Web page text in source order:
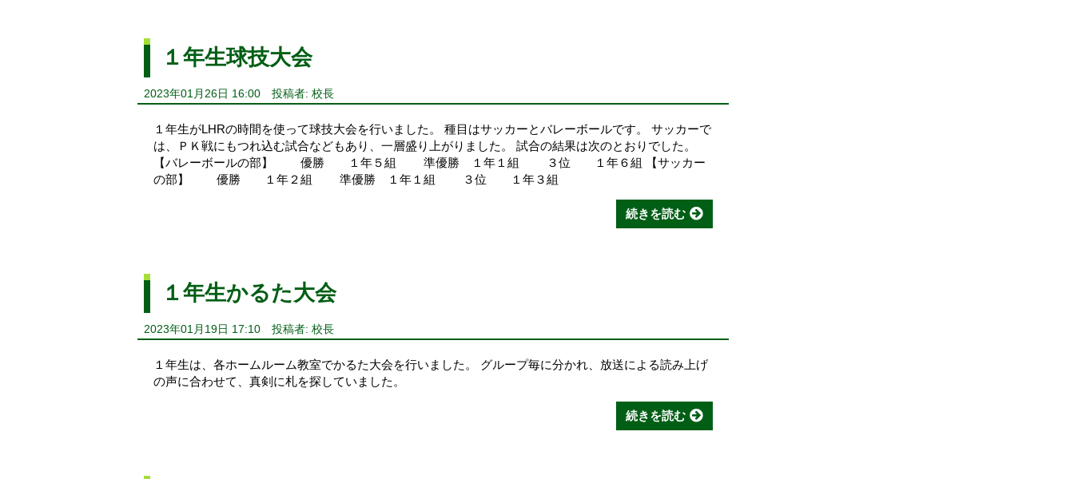
１年生球技大会
2023年01月26日 16:00 投稿者: 校長
１年生がLHRの時間を使って球技大会を行いました。 種目はサッカーとバレーボールです。 サッカーで
は、ＰＫ戦にもつれ込む試合などもあり、一層盛り上がりました。 試合の結果は次のとおりでした。
【バレーボールの部】 優勝 １年５組 準優勝 １年１組 ３位 １年６組 【サッカー
の部】 優勝 １年２組 準優勝 １年１組 ３位 １年３組
続きを読む
１年生かるた大会
2023年01月19日 17:10 投稿者: 校長
１年生は、各ホームルーム教室でかるた大会を行いました。 グループ毎に分かれ、放送による読み上げ
の声に合わせて、真剣に札を探していました。
続きを読む